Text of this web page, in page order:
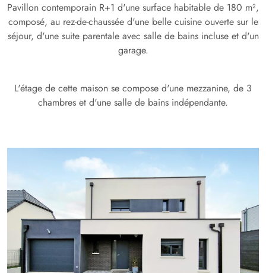
Pavillon contemporain R+1 d'une surface habitable de 180 m²,
composé, au rez-de-chaussée d'une belle cuisine ouverte sur le
séjour, d'une suite parentale avec salle de bains incluse et d'un
garage.
L'étage de cette maison se compose d'une mezzanine, de 3
chambres et d'une salle de bains indépendante.